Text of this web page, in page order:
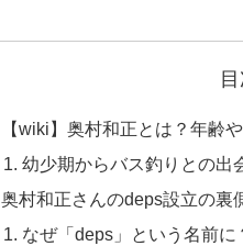
【wiki】奥村和正とは？年齢
幼少期からバス釣りとの出
奥村和正さんのdeps設立の裏
なぜ「deps」という名前に